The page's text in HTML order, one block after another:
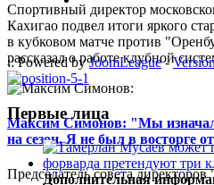
Спортивный директор
Кахигао подвел итоги яркого
в кубковом матче против
рассказал о работе клубной
Максим Симонов: "Мы
на сезон. Я не был в восторге
Председатель совета
:: Powered byJoomLeague-
Первые лица
Дополнительная